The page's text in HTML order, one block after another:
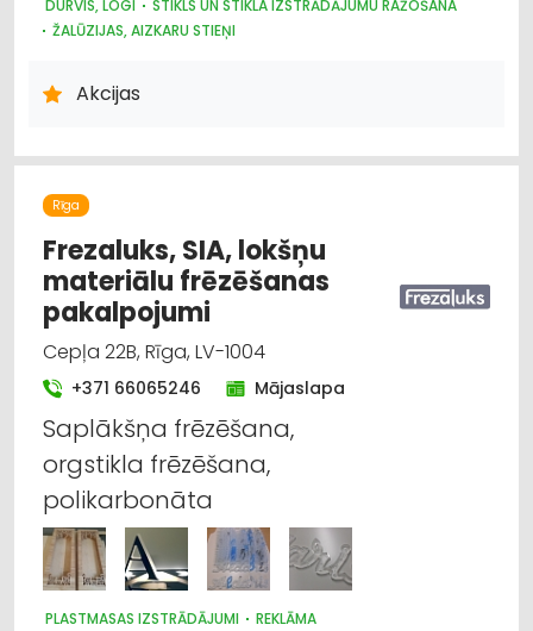
DURVIS, LOGI
STIKLS UN STIKLA IZSTRĀDĀJUMU RAŽOŠANA
ŽALŪZIJAS, AIZKARU STIEŅI
ARHITEKTŪRA, PROJEKTĒŠANA
Akcijas
Rīga
Frezaluks, SIA, lokšņu
materiālu frēzēšanas
pakalpojumi
Cepļa 22B, Rīga, LV-1004
+371 66065246 Mājaslapa
Saplākšņa frēzēšana,
orgstikla frēzēšana,
polikarbonāta
PLASTMASAS IZSTRĀDĀJUMI
REKLĀMA